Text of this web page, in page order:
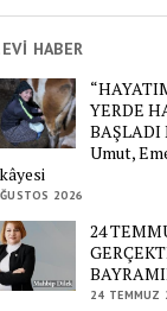
HABER
YERDE
BAŞLADI
Umut,
2026
24
24 TEMMUZ